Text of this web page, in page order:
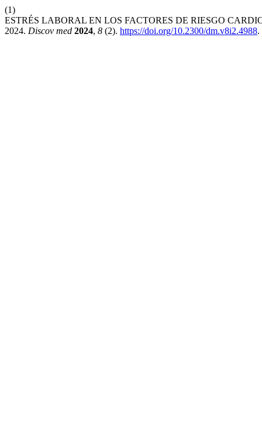
(1)
ESTRÉS LABORAL EN LOS FACTORES DE RIESGO
2024. Discov med 2024, 8 (2). https://doi.org/10.2300/dm.v8i2.4988.